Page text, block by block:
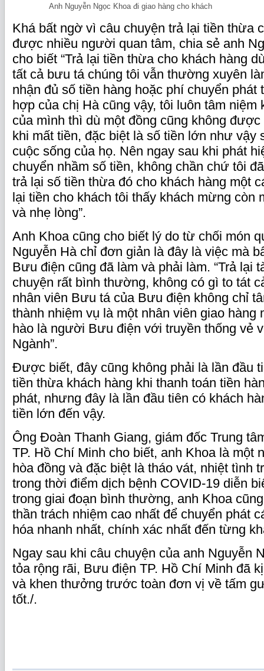
Anh Nguyễn Ngọc Khoa đi giao hàng cho khách
Khá bất ngờ vì câu chuyện trả lại tiền thừa
được nhiều người quan tâm, chia sẻ anh
cho biết “Trả lại tiền thừa cho khách hàng
tất cả bưu tá chúng tôi vẫn thường xuyên
nhận đủ số tiền hàng hoặc phí chuyển
hợp của chị Hà cũng vậy, tôi luôn tâm niệm
của mình thì dù một đồng cũng không
khi mất tiền, đặc biệt là số tiền lớn như vậy
cuộc sống của họ. Nên ngay sau khi phát
chuyển nhầm số tiền, không chần chứ tôi
trả lại số tiền thừa đó cho khách hàng một
lại tiền cho khách tôi thấy khách mừng còn
và nhẹ lòng”.
Anh Khoa cũng cho biết lý do từ chối món
Nguyễn Hà chỉ đơn giản là đây là việc mà
Bưu điện cũng đã làm và phải làm. “Trả lại
chuyện rất bình thường, không có gì to tát
nhân viên Bưu tá của Bưu điện không chỉ
thành nhiệm vụ là một nhân viên giao hàng
hào là người Bưu điện với truyền thống vẻ
Ngành”.
Được biết, đây cũng không phải là lần đầu
tiền thừa khách hàng khi thanh toán tiền
phát, nhưng đây là lần đầu tiên có khách
tiền lớn đến vậy.
Ông Đoàn Thanh Giang, giám đốc Trung
TP. Hồ Chí Minh cho biết, anh Khoa là một
hòa đồng và đặc biệt là tháo vát, nhiệt tình
trong thời điểm dịch bệnh COVID-19 diễn
trong giai đoạn bình thường, anh Khoa
thần trách nhiệm cao nhất để chuyển phát
hóa nhanh nhất, chính xác nhất đến từng
Ngay sau khi câu chuyện của anh Nguyễn
tỏa rộng rãi, Bưu điện TP. Hồ Chí Minh đã
và khen thưởng trước toàn đơn vị về tấm
tốt./.